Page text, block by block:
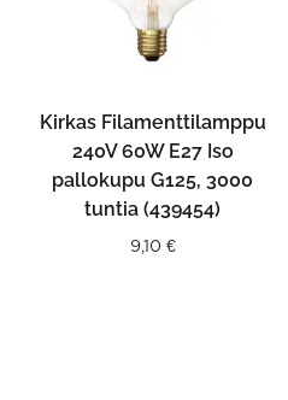
Kirkas Filamenttilamppu
240V 60W E27 Iso
pallokupu G125, 3000
tuntia (439454)
9,10 €